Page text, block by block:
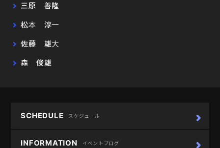
三原 善隆
松本 淳一
佐藤 雄大
森 俊雄
SCHEDULE スケジュール
INFORMATION イベントブログ